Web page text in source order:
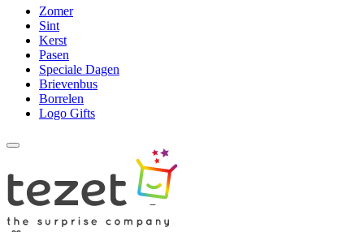
Zomer
Sint
Kerst
Pasen
Speciale Dagen
Brievenbus
Borrelen
Logo Gifts